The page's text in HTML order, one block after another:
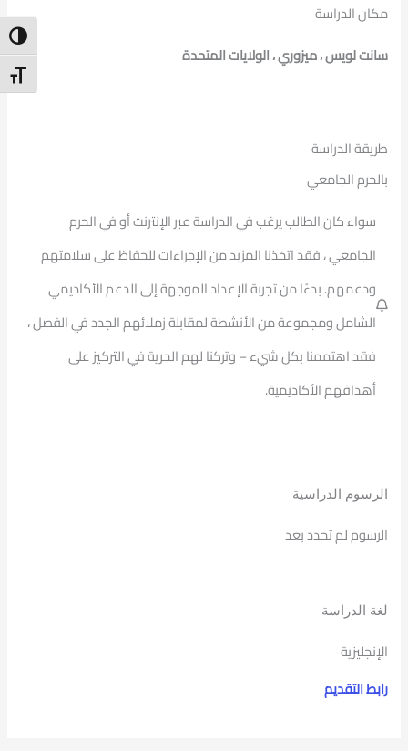
مكان الدراسة
سانت لويس ، ميزوري ، الولايات المتحدة
طريقة الدراسة
بالحرم الجامعي
سواء كان الطالب يرغب في الدراسة عبر الإنترنت أو في الحرم
الجامعي ، فقد اتخذنا المزيد من الإجراءات للحفاظ على سلامتهم
ودعمهم. بدءًا من تجربة الإعداد الموجهة إلى الدعم الأكاديمي
الشامل ومجموعة من الأنشطة لمقابلة زملائهم الجدد في الفصل ،
فقد اهتممنا بكل شيء – وتركنا لهم الحرية في التركيز على
أهدافهم الأكاديمية.
الرسوم الدراسية
الرسوم لم تحدد بعد
لغة الدراسة
الإنجليزية
رابط التقديم